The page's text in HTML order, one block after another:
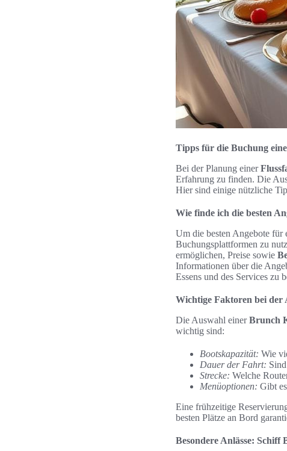
Tipps für die Buchung
Bei der Planung einer
Erfahrung zu finden. Die
Hier sind einige nützliche
Wie finde ich die besten
Um die besten Angebote für
Buchungsplattformen zu
ermöglichen, Preise sowie
Informationen über die
Essens und des Services zu
Wichtige Faktoren bei
Die Auswahl einerBrunch
wichtig sind:
Bootskapazität: Wie
Dauer der Fahrt:
Strecke: Welche
Menüoptionen: Gibt
Eine frühzeitige
besten Plätze an Bord
Besondere Anlässe: